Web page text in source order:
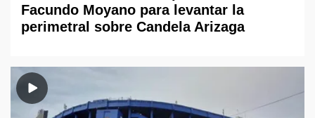
Facundo Moyano para levantar la
perimetral sobre Candela Arizaga